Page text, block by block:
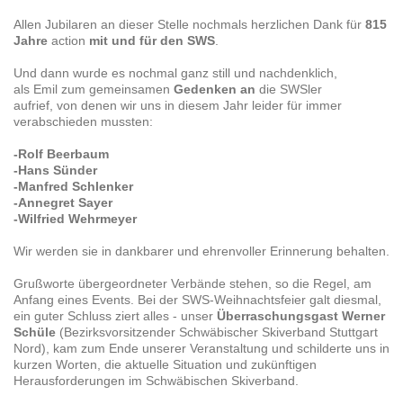
Allen Jubilaren an dieser Stelle nochmals herzlichen Dank für 815
Jahre action mit und für den SWS
Und dann wurde es nochmal ganz still und nachdenklich,
als Emil zum gemeinsamen Gedenken an die SWSler
aufrief, von denen wir uns in diesem Jahr leider für immer
verabschieden mussten:
-Rolf Beerbaum
-Hans Sünder
-Manfred Schlenker
-Annegret Sayer
-Wilfried Wehrmeyer
Wir werden sie in dankbarer und ehrenvoller Erinnerung behalten.
Grußworte übergeordneter Verbände stehen, so die Regel, am
Anfang eines Events. Bei der SWS-Weihnachtsfeier galt diesmal,
ein guter Schluss ziert alles - unser Überraschungsgast Werner
Schüle (Bezirksvorsitzender Schwäbischer Skiverband Stuttgart
Nord), kam zum Ende unserer Veranstaltung und schilderte uns in
kurzen Worten, die aktuelle Situation und zukünftigen
Herausforderungen im Schwäbischen Skiverband.